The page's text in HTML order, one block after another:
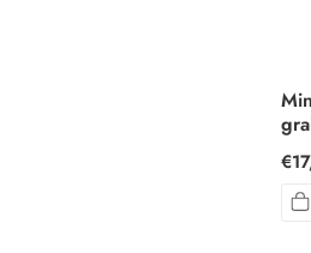
Prix